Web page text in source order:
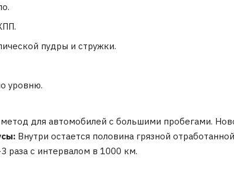
пудры и стружки.
уровню.
для автомобилей с большими пробегами.
Внутри остается половина грязной
раза с интервалом в 1000 км.